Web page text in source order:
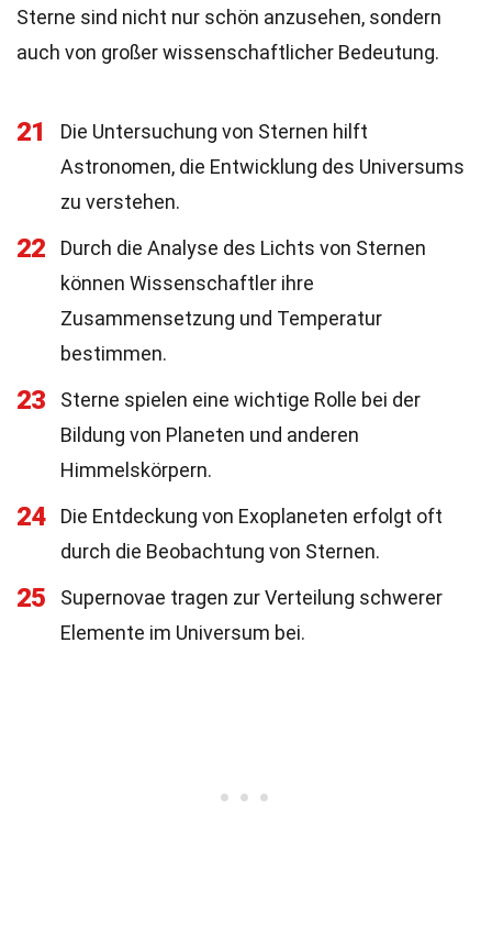
Sterne sind nicht nur schön anzusehen, sondern
auch von großer wissenschaftlicher Bedeutung.
21
Die Untersuchung von Sternen hilft
Astronomen, die Entwicklung des Universums
zu verstehen.
22
Durch die Analyse des Lichts von Sternen
können Wissenschaftler ihre
Zusammensetzung und Temperatur
bestimmen.
23
Sterne spielen eine wichtige Rolle bei der
Bildung von Planeten und anderen
Himmelskörpern.
24
Die Entdeckung von Exoplaneten erfolgt oft
durch die Beobachtung von Sternen.
25
Supernovae tragen zur Verteilung schwerer
Elemente im Universum bei.